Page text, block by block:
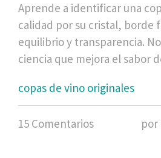
Aprende a identificar una
calidad por su cristal, borde
equilibrio y transparencia.
ciencia que mejora el sabor
copas de vino originales
15 Comentarios por